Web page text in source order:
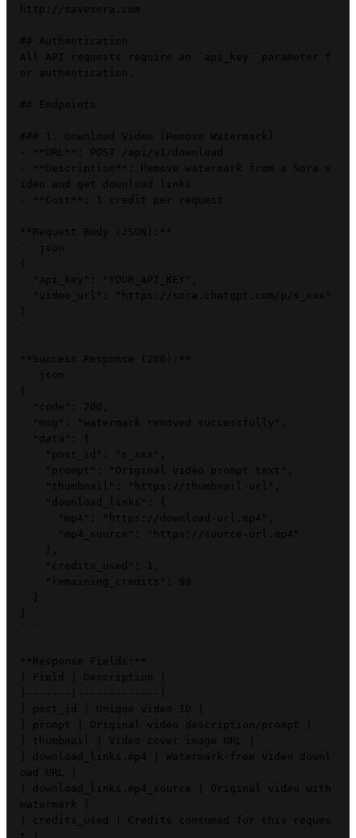
http://savesora.com
## Authentication
All API requests require an `api_key` parameter f
or authentication.
## Endpoints
### 1. Download Video (Remove Watermark)
- **URL**: POST /api/v1/download
- **Description**: Remove watermark from a Sora v
ideo and get download links
- **Cost**: 1 credit per request
**Request Body (JSON):**
```json
{
}
**Success Response (200):**
```json
{
}
**Response Fields:**
| Field | Description |
|-------|-------------|
| post_id | Unique video ID |
| prompt | Original video description/prompt |
| thumbnail | Video cover image URL |
| download_links.mp4 | Watermark-free video downl
oad URL |
| download_links.mp4_source | Original video with
watermark |
| credits_used | Credits consumed for this reques
t |